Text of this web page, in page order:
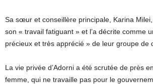
Sa sœur et conseillère principale, Karina
son « travail fatiguant » et l’a décrite comme
précieux et très apprécié » de leur groupe de
La vie privée d’Adorni a été scrutée de près
femme, qui ne travaille pas pour le